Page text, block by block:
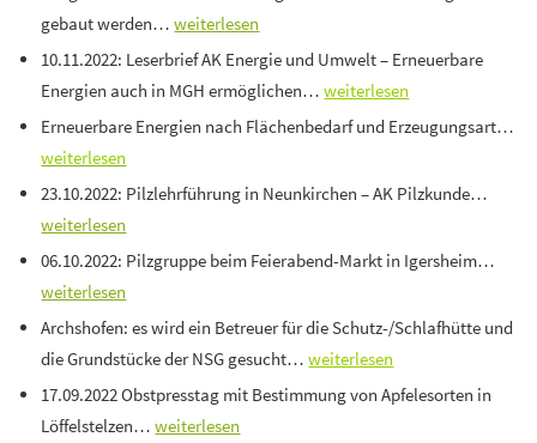
gebaut werden…weiterlesen
10.11.2022: Leserbrief AK Energie und Umwelt – Erneuerbare
Energien auch in MGH ermöglichen…weiterlesen
Erneuerbare Energien nach Flächenbedarf und Erzeugungsart…
weiterlesen
23.10.2022: Pilzlehrführung in Neunkirchen – AK Pilzkunde…
weiterlesen
06.10.2022: Pilzgruppe beim Feierabend-Markt in Igersheim…
weiterlesen
Archshofen: es wird ein Betreuer für die Schutz-/Schlafhütte und
die Grundstücke der NSG gesucht…weiterlesen
17.09.2022 Obstpresstag mit Bestimmung von Apfelesorten in
Löffelstelzen…weiterlesen